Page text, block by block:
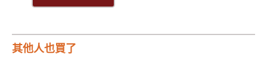
其他人也買了